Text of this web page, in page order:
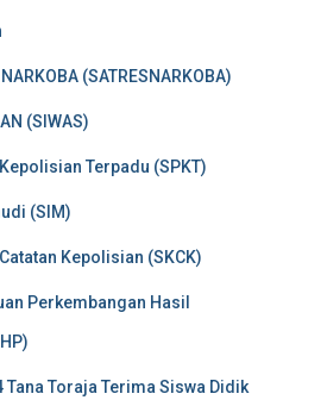
(SATRESNARKOBA)
(SIWAS)
Terpadu (SPKT)
(SIM)
Kepolisian (SKCK)
Perkembangan Hasil
Tana Toraja Terima Siswa Didik